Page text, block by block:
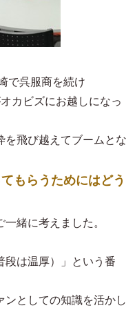
で呉服商を続け
カビズにお越しになっ
を飛び越えてブームとな
もらうためにはどう
緒に考えました。
段は温厚）」という番
ンとしての知識を活かし